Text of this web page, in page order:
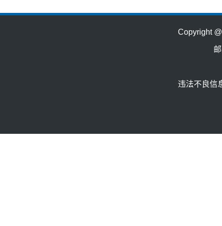
Copyright
违法不良信